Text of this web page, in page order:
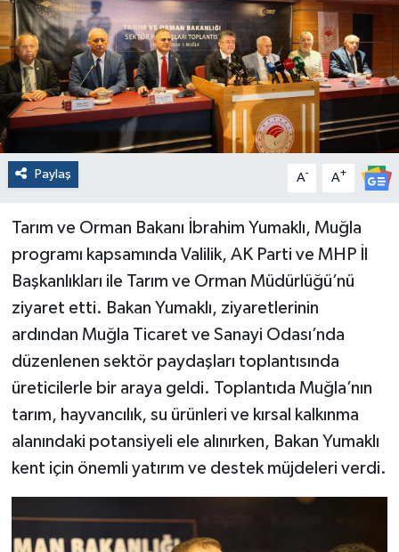
Paylaş A- A+
Tarım ve Orman Bakanı İbrahim Yumaklı, Muğla
programı kapsamında Valilik, AK Parti ve MHP İl
Başkanlıkları ile Tarım ve Orman Müdürlüğü’nü
ziyaret etti. Bakan Yumaklı, ziyaretlerinin
ardından Muğla Ticaret ve Sanayi Odası’nda
düzenlenen sektör paydaşları toplantısında
üreticilerle bir araya geldi. Toplantıda Muğla’nın
tarım, hayvancılık, su ürünleri ve kırsal kalkınma
alanındaki potansiyeli ele alınırken, Bakan Yumaklı
kent için önemli yatırım ve destek müjdeleri verdi.